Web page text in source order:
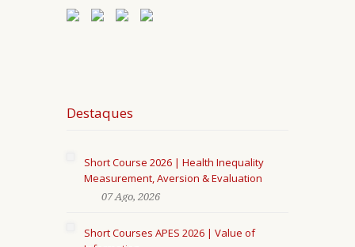
Destaques
Short Course 2026 | Health Inequality
Measurement, Aversion & Evaluation
07 Ago, 2026
Short Courses APES 2026 | Value of